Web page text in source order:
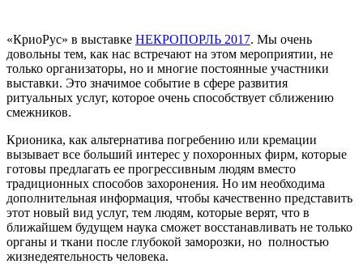
«КриоРус» в выставке НЕКРОПОРЛЬ 2017. Мы очень
довольны тем, как нас встречают на этом мероприятии, не
только организаторы, но и многие постоянные участники
выставки. Это значимое событие в сфере развития
ритуальных услуг, которое очень способствует сближению
смежников.
Крионика, как альтернатива погребению или кремации
вызывает все больший интерес у похоронных фирм, которые
готовы предлагать ее прогрессивным людям вместо
традиционных способов захоронения. Но им необходима
дополнительная информация, чтобы качественно представить
этот новый вид услуг, тем людям, которые верят, что в
ближайшем будущем наука сможет восстанавливать не только
органы и ткани после глубокой заморозки, но полностью
жизнедеятельность человека.